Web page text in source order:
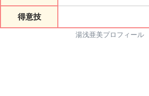
得意技
湯浅亜美プロフィール